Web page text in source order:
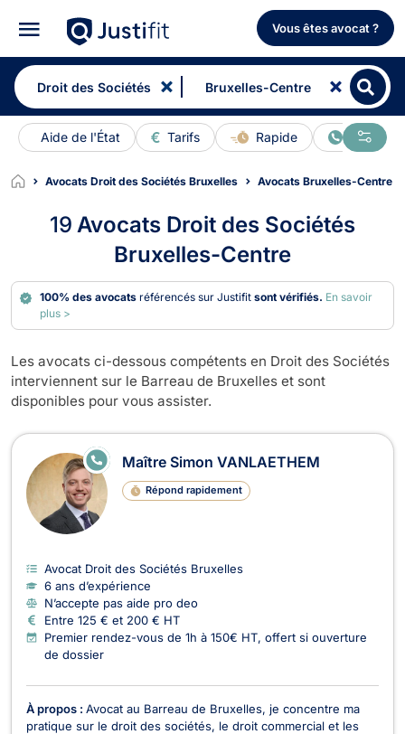
Vous êtes avocat ?
Aide de l'État Tarifs Rapide En ligne
Avocats Droit des Sociétés Bruxelles Avocats Bruxelles-Centre
19 Avocats Droit des Sociétés
Bruxelles-Centre
100% des avocats référencés sur Justifitsont vérifiés. En savoir
plus >
Les avocats ci-dessous compétents en Droit des Sociétés
interviennent sur le Barreau de Bruxelles et sont
disponibles pour vous assister.
Avocats en Droit des Sociétés à
Maître Simon VANLAETHEM
Répond rapidement
E
N
LI
E
Avocat Droit des Sociétés Bruxelles
6 ans d’expérience
N’accepte pas aide pro deo
Entre 125 € et 200 € HT
Premier rendez-vous de 1h à 150€ HT, offert si ouverture
de dossier
À propos : Avocat au Barreau de Bruxelles, je concentre ma
pratique sur le droit des sociétés, le droit commercial et les